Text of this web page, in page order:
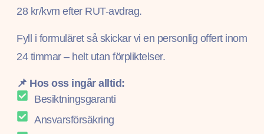
28 kr/kvm efter RUT-avdrag.
Fyll i formuläret så skickar vi en personlig offert inom
24 timmar – helt utan förpliktelser.
📌 Hos oss ingår alltid:
Besiktningsgaranti
Ansvarsförsäkring